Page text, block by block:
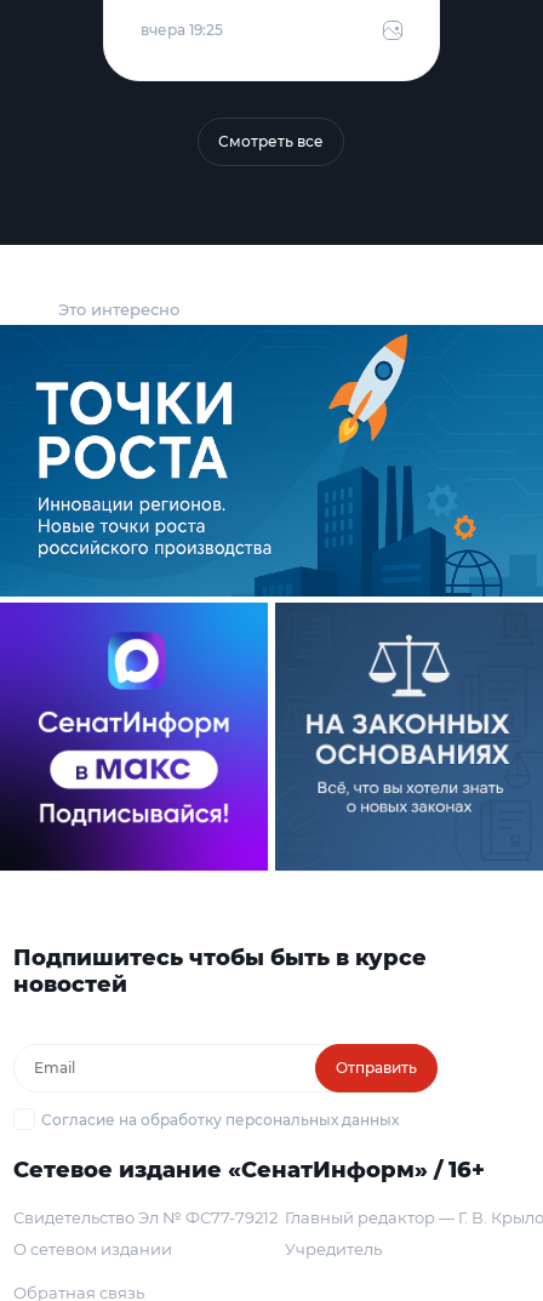
Это интересно
вчера 19:25
Смотреть все
Подпишитесь чтобы быть в курсе
новостей
Отправить
Согласие на обработку персональных данных
Сетевое издание «СенатИнформ» / 16+
Свидетельство Эл № ФС77-79212
О сетевом издании
Главный редактор — Г. В.
Учредитель
Обратная связь